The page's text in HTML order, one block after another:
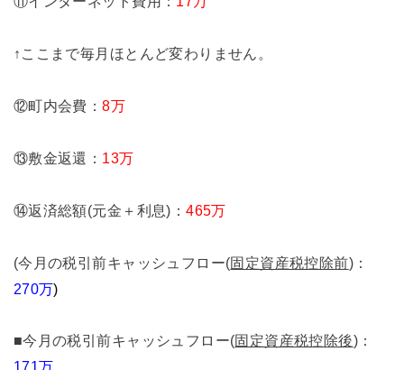
↑ここまで毎月ほとんど変わりません。
⑫町内会費：8万
⑬敷金返還： 13万
⑭返済総額(元金＋利息)：465万
(今月の税引前キャッシュフロー(固定資産税控除前)：
270万)
■今月の税引前キャッシュフロー(固定資産税控除後)：
171万